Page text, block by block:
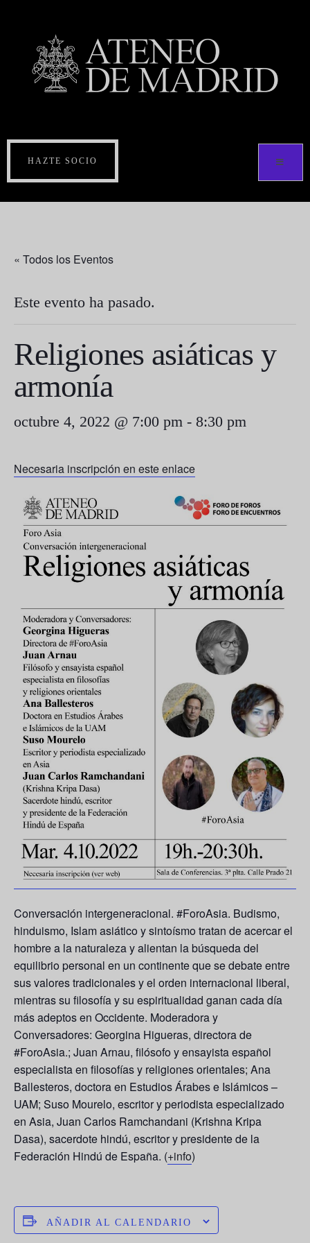
HAZTE SOCIO
« Todos los Eventos
Este evento ha pasado.
Religiones asiáticas y
armonía
octubre 4, 2022 @ 7:00 pm - 8:30 pm
Necesaria inscripción en este enlace
Conversación intergeneracional. #ForoAsia. Budismo,
hinduismo, Islam asiático y sintoísmo tratan de acercar el
hombre a la naturaleza y alientan la búsqueda del
equilibrio personal en un continente que se debate entre
sus valores tradicionales y el orden internacional liberal,
mientras su filosofía y su espiritualidad ganan cada día
más adeptos en Occidente. Moderadora y
Conversadores: Georgina Higueras, directora de
#ForoAsia.; Juan Arnau, filósofo y ensayista español
especialista en filosofías y religiones orientales; Ana
Ballesteros, doctora en Estudios Árabes e Islámicos –
UAM; Suso Mourelo, escritor y periodista especializado
en Asia, Juan Carlos Ramchandani (Krishna Kripa
Dasa), sacerdote hindú, escritor y presidente de la
Federación Hindú de España. (+info)
AÑADIR AL CALENDARIO